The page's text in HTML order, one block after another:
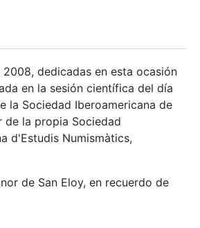
dedicadas en esta ocasión
en la sesión científica del día
la Sociedad Iberoamericana de
de la propia Sociedad
d'Estudis Numismàtics,
de San Eloy, en recuerdo de